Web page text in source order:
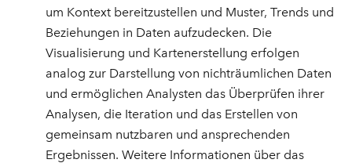
um Kontext bereitzustellen und Muster, Trends und
Beziehungen in Daten aufzudecken. Die
Visualisierung und Kartenerstellung erfolgen
analog zur Darstellung von nichträumlichen Daten
und ermöglichen Analysten das Überprüfen ihrer
Analysen, die Iteration und das Erstellen von
gemeinsam nutzbaren und ansprechenden
Ergebnissen. Weitere Informationen über das